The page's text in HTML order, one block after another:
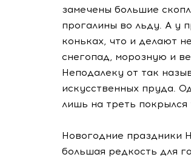
замечены большие
прогалины во льду. А у
коньках, что и делают
снегопад, морозную и
Неподалеку от так
искусственных пруда.
лишь на треть покрылся
Новогодние праздники
большая редкость для